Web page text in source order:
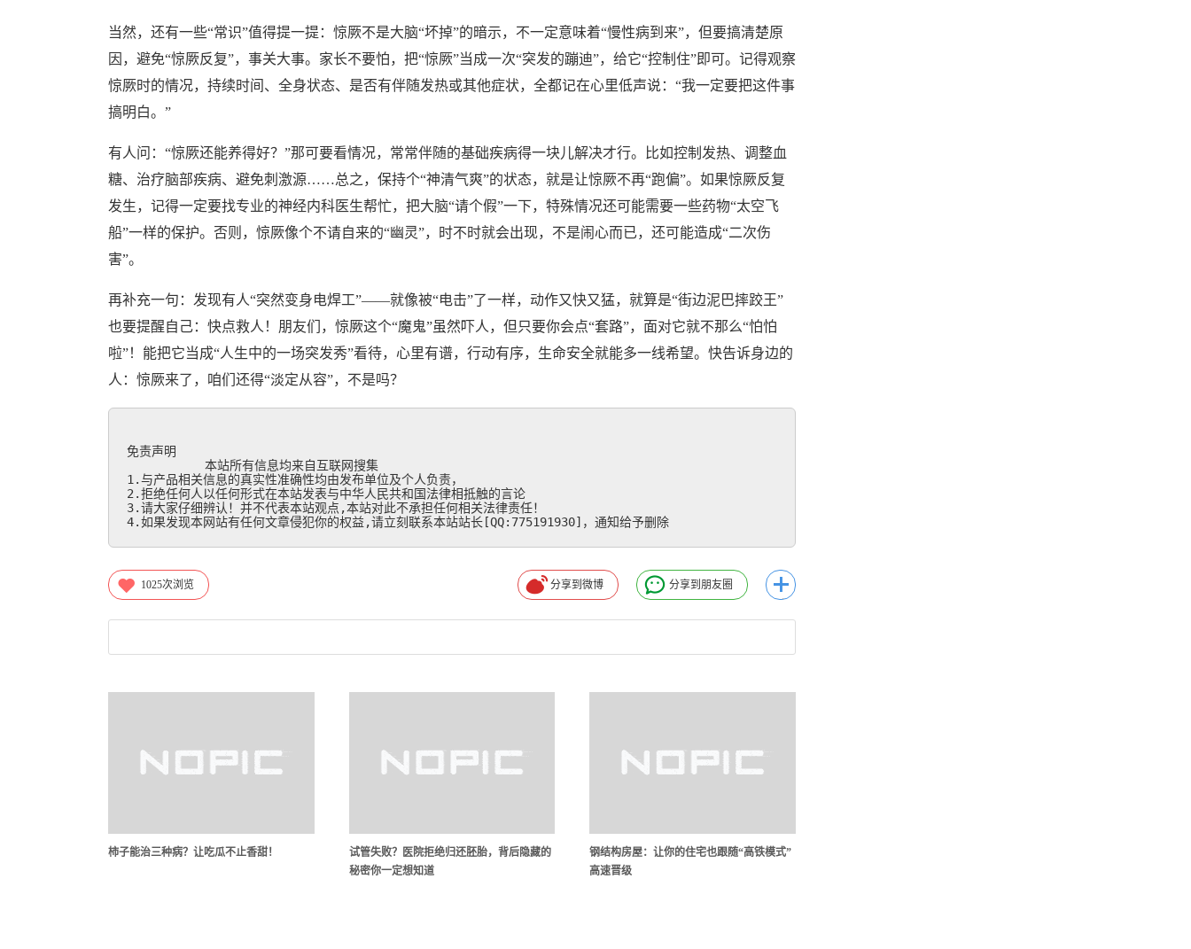
当然，还有一些“常识”值得提一提：惊厥不是大脑“坏掉”的暗示，不一定意味着“慢性病到来”，但要搞清楚原
因，避免“惊厥反复”，事关大事。家长不要怕，把“惊厥”当成一次“突发的蹦迪”，给它“控制住”即可。记得观察
惊厥时的情况，持续时间、全身状态、是否有伴随发热或其他症状，全都记在心里低声说：“我一定要把这件事
搞明白。”
有人问：“惊厥还能养得好？”那可要看情况，常常伴随的基础疾病得一块儿解决才行。比如控制发热、调整血
糖、治疗脑部疾病、避免刺激源……总之，保持个“神清气爽”的状态，就是让惊厥不再“跑偏”。如果惊厥反复
发生，记得一定要找专业的神经内科医生帮忙，把大脑“请个假”一下，特殊情况还可能需要一些药物“太空飞
船”一样的保护。否则，惊厥像个不请自来的“幽灵”，时不时就会出现，不是闹心而已，还可能造成“二次伤
害”。
再补充一句：发现有人“突然变身电焊工”——就像被“电击”了一样，动作又快又猛，就算是“街边泥巴摔跤王”
也要提醒自己：快点救人！朋友们，惊厥这个“魔鬼”虽然吓人，但只要你会点“套路”，面对它就不那么“怕怕
啦”！能把它当成“人生中的一场突发秀”看待，心里有谱，行动有序，生命安全就能多一线希望。快告诉身边的
人：惊厥来了，咱们还得“淡定从容”，不是吗？
免责声明
本站所有信息均来自互联网搜集
1.与产品相关信息的真实性准确性均由发布单位及个人负责，
2.拒绝任何人以任何形式在本站发表与中华人民共和国法律相抵触的言论
3.请大家仔细辨认！并不代表本站观点,本站对此不承担任何相关法律责任！
4.如果发现本网站有任何文章侵犯你的权益,请立刻联系本站站长[QQ:775191930]，通知给予删除
1025次浏览 分享到微博 分享到朋友圈
柿子能治三种病？让吃瓜不止香甜！
试管失败？医院拒绝归还胚胎，背后隐藏的
秘密你一定想知道
钢结构房屋：让你的住宅也跟随“高铁模式”
高速晋级